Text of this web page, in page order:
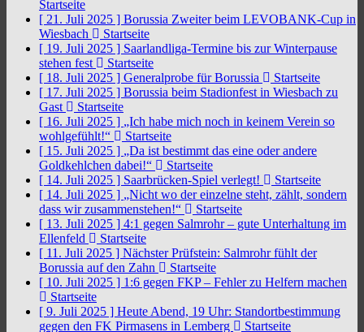
Startseite
[ 21. Juli 2025 ] Borussia Zweiter beim LEVOBANK-Cup in
Wiesbach
Startseite
[ 19. Juli 2025 ] Saarlandliga-Termine bis zur Winterpause
stehen fest
Startseite
[ 18. Juli 2025 ] Generalprobe für Borussia
Startseite
[ 17. Juli 2025 ] Borussia beim Stadionfest in Wiesbach zu
Gast
Startseite
[ 16. Juli 2025 ] „Ich habe mich noch in keinem Verein so
wohlgefühlt!“
Startseite
[ 15. Juli 2025 ] „Da ist bestimmt das eine oder andere
Goldkehlchen dabei!“
Startseite
[ 14. Juli 2025 ] Saarbrücken-Spiel verlegt!
Startseite
[ 14. Juli 2025 ] „Nicht wo der einzelne steht, zählt, sondern
dass wir zusammenstehen!“
Startseite
[ 13. Juli 2025 ] 4:1 gegen Salmrohr – gute Unterhaltung im
Ellenfeld
Startseite
[ 11. Juli 2025 ] Nächster Prüfstein: Salmrohr fühlt der
Borussia auf den Zahn
Startseite
[ 10. Juli 2025 ] 1:6 gegen FKP – Fehler zu Helfern machen
Startseite
[ 9. Juli 2025 ] Heute Abend, 19 Uhr: Standortbestimmung
gegen den FK Pirmasens in Lemberg
Startseite